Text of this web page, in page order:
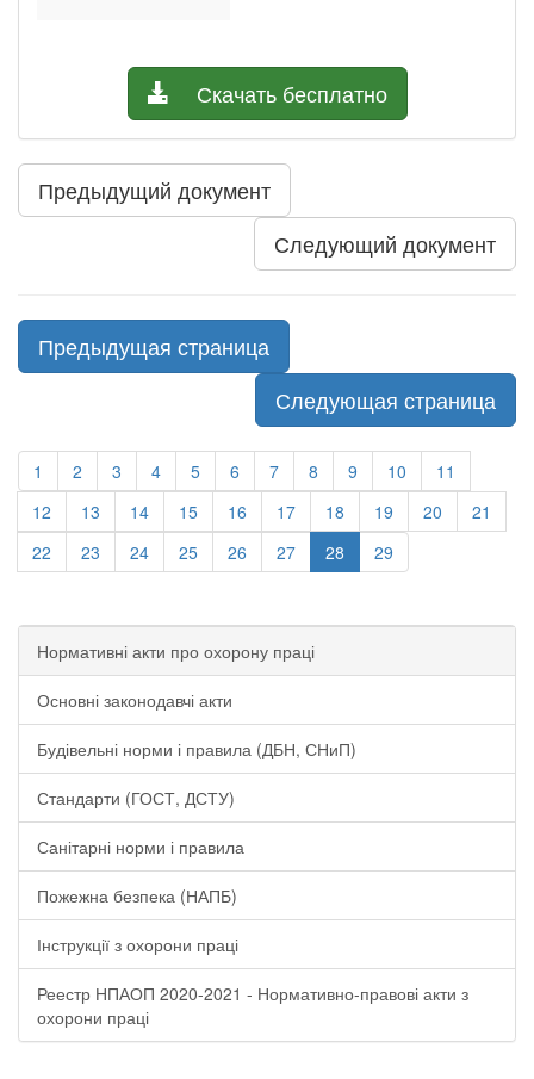
Скачать бесплатно
Предыдущий документ
Следующий документ
Предыдущая страница
Следующая страница
1 2 3 4 5 6 7 8 9 10
11
12
13 14 15 16 17 18 19 20
21
22
23 24 25 26 27 28 29
Нормативні акти про охорону праці
Основні законодавчі акти
Будівельні норми і правила (ДБН, СНиП)
Стандарти (ГОСТ, ДСТУ)
Санітарні норми і правила
Пожежна безпека (НАПБ)
Інструкції з охорони праці
Реестр НПАОП 2020-2021 - Нормативно-правові акти з
охорони праці